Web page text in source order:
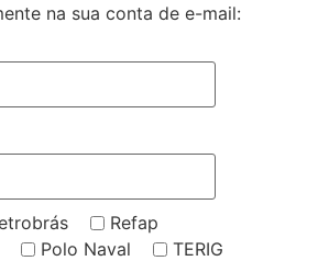
na sua conta de e-mail:
Refap
Polo Naval
TERIG